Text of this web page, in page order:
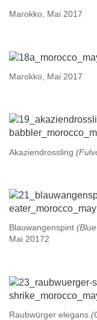
Marokko, Mai 2017
Marokko, Mai 2017
Akaziendrossling
Blauwangenspint
Mai 20172
Raubwürger elegans